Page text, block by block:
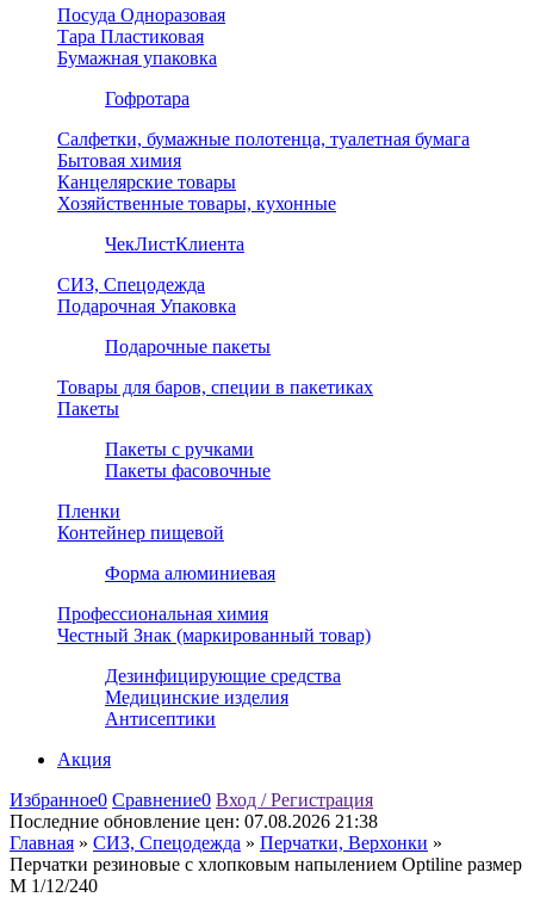
Посуда Одноразовая
Тара Пластиковая
Бумажная упаковка
Гофротара
Салфетки, бумажные полотенца, туалетная бумага
Бытовая химия
Канцелярские товары
Хозяйственные товары, кухонные
ЧекЛистКлиента
СИЗ, Спецодежда
Подарочная Упаковка
Подарочные пакеты
Товары для баров, специи в пакетиках
Пакеты
Пакеты с ручками
Пакеты фасовочные
Пленки
Контейнер пищевой
Форма алюминиевая
Профессиональная химия
Честный Знак (маркированный товар)
Дезинфицирующие средства
Медицинские изделия
Антисептики
Акция
Избранное0 Сравнение0 Вход / Регистрация
Последние обновление цен: 07.08.2026 21:38
Главная » СИЗ, Спецодежда » Перчатки, Верхонки »
Перчатки резиновые с хлопковым напылением Optiline размер
М 1/12/240